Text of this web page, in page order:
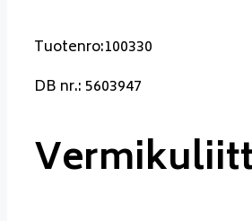
Tuotenro:100330
DB nr.: 5603947